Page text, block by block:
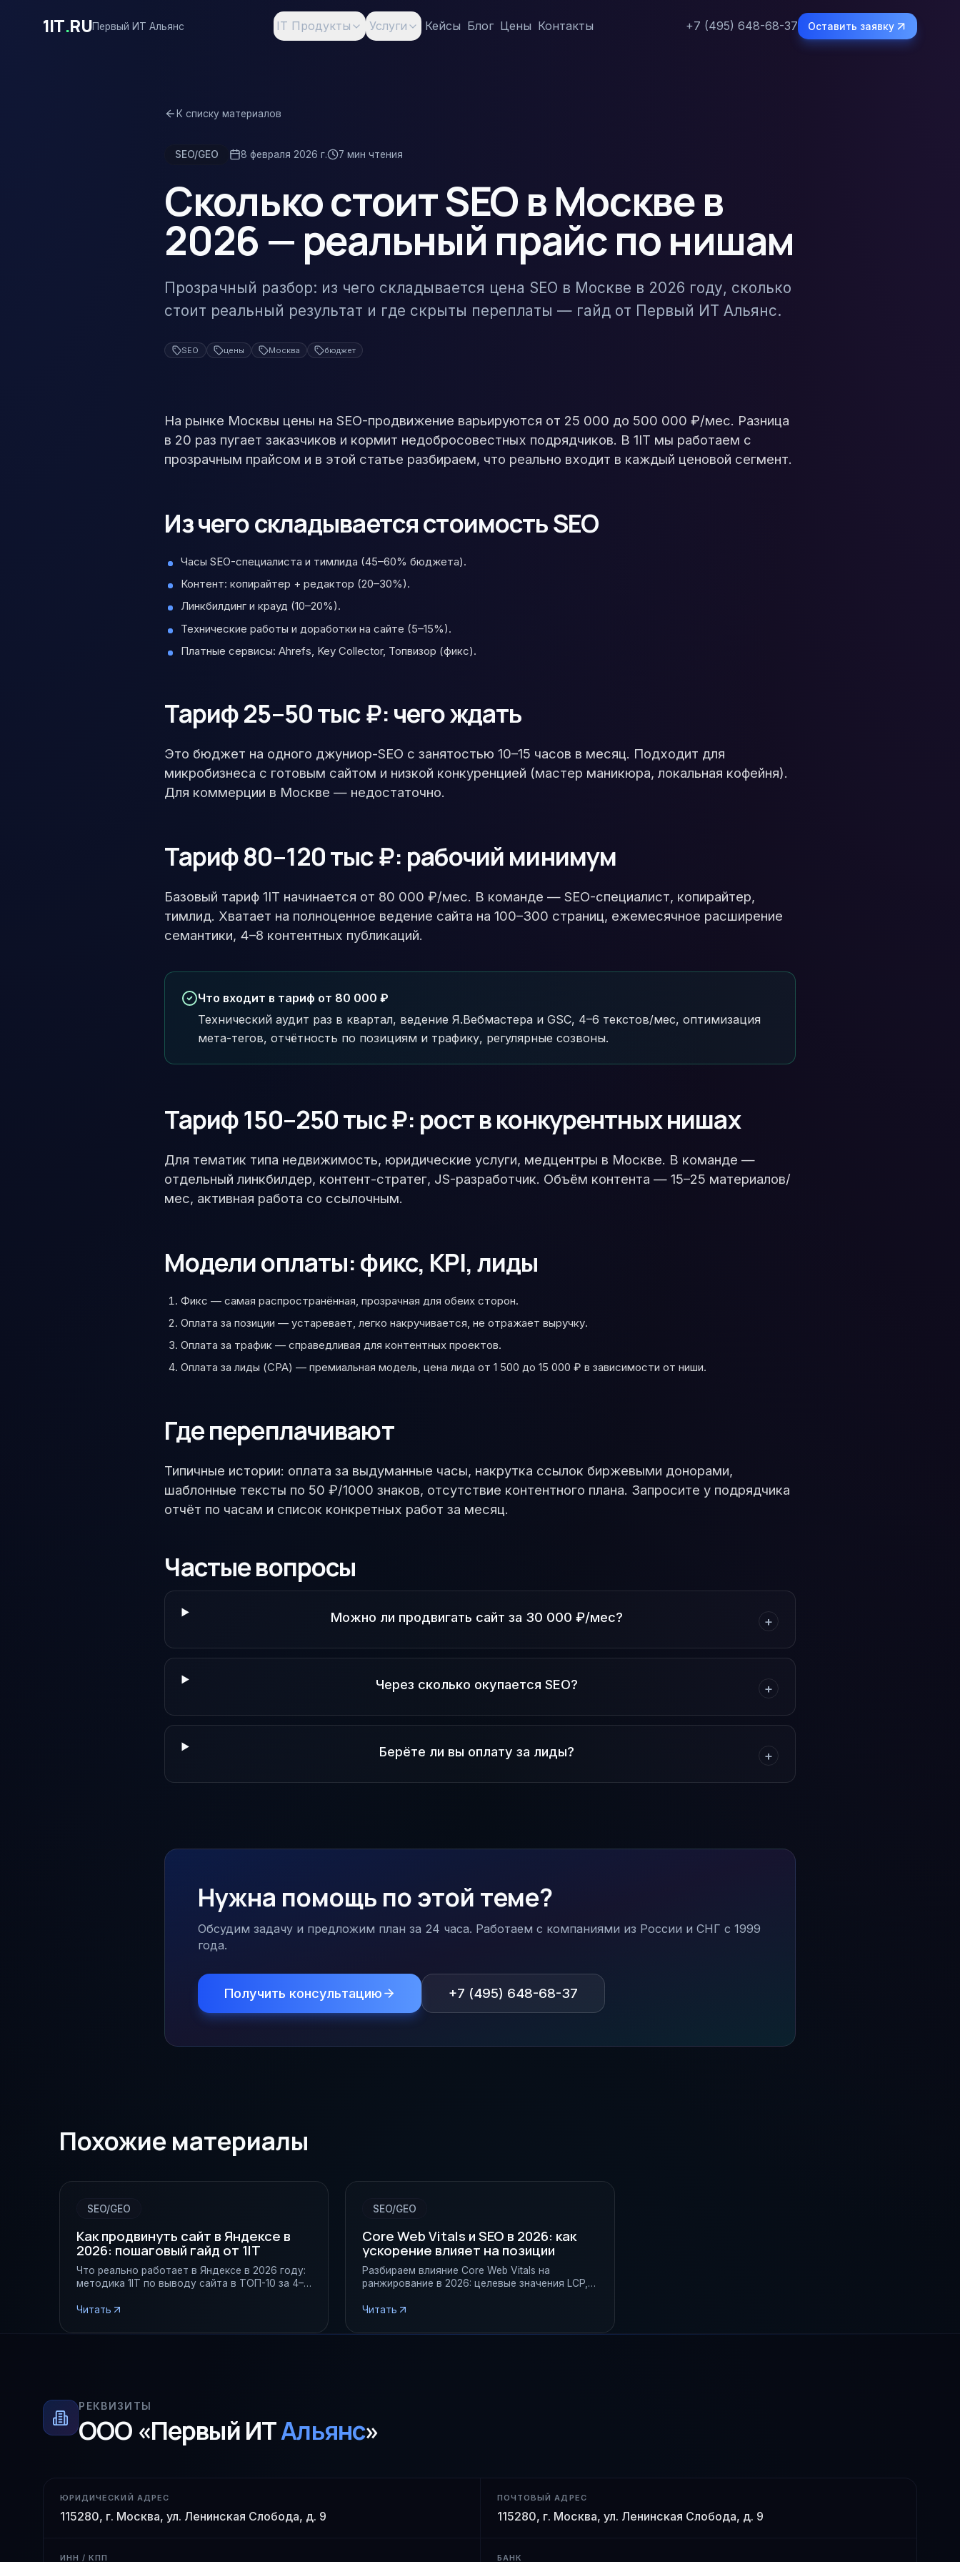
1IT.RUПервый ИТ Альянс IT Продукты Услуги Кейсы Блог Цены Контакты +7 (495) 648-68-37 Оставить заявку
К списку материалов
SEO/GEO 8 февраля 2026 г. 7 мин чтения
Сколько стоит SEO в Москве в
2026 — реальный прайс по нишам
Прозрачный разбор: из чего складывается цена SEO в Москве в 2026 году, сколько
стоит реальный результат и где скрыты переплаты — гайд от Первый ИТ Альянс.
SEO цены Москва бюджет
На рынке Москвы цены на SEO-продвижение варьируются от 25 000 до 500 000 ₽/мес. Разница
в 20 раз пугает заказчиков и кормит недобросовестных подрядчиков. В 1IT мы работаем с
прозрачным прайсом и в этой статье разбираем, что реально входит в каждый ценовой сегмент.
Из чего складывается стоимость SEO
Часы SEO-специалиста и тимлида (45–60% бюджета).
Контент: копирайтер + редактор (20–30%).
Линкбилдинг и крауд (10–20%).
Технические работы и доработки на сайте (5–15%).
Платные сервисы: Ahrefs, Key Collector, Топвизор (фикс).
Тариф 25–50 тыс ₽: чего ждать
Это бюджет на одного джуниор-SEO с занятостью 10–15 часов в месяц. Подходит для
микробизнеса с готовым сайтом и низкой конкуренцией (мастер маникюра, локальная кофейня).
Для коммерции в Москве — недостаточно.
Тариф 80–120 тыс ₽: рабочий минимум
Базовый тариф 1IT начинается от 80 000 ₽/мес. В команде — SEO-специалист, копирайтер,
тимлид. Хватает на полноценное ведение сайта на 100–300 страниц, ежемесячное расширение
семантики, 4–8 контентных публикаций.
Что входит в тариф от 80 000 ₽
Технический аудит раз в квартал, ведение Я.Вебмастера и GSC, 4–6 текстов/мес, оптимизация
мета-тегов, отчётность по позициям и трафику, регулярные созвоны.
Тариф 150–250 тыс ₽: рост в конкурентных нишах
Для тематик типа недвижимость, юридические услуги, медцентры в Москве. В команде —
отдельный линкбилдер, контент-стратег, JS-разработчик. Объём контента — 15–25 материалов/
мес, активная работа со ссылочным.
Модели оплаты: фикс, KPI, лиды
Фикс — самая распространённая, прозрачная для обеих сторон.
Оплата за позиции — устаревает, легко накручивается, не отражает выручку.
Оплата за трафик — справедливая для контентных проектов.
Оплата за лиды (CPA) — премиальная модель, цена лида от 1 500 до 15 000 ₽ в зависимости от ниши.
Где переплачивают
Типичные истории: оплата за выдуманные часы, накрутка ссылок биржевыми донорами,
шаблонные тексты по 50 ₽/1000 знаков, отсутствие контентного плана. Запросите у подрядчика
отчёт по часам и список конкретных работ за месяц.
Частые вопросы
Можно ли продвигать сайт за 30 000 ₽/мес? +
Через сколько окупается SEO? +
Берёте ли вы оплату за лиды? +
Нужна помощь по этой теме?
Обсудим задачу и предложим план за 24 часа. Работаем с компаниями из России и СНГ с 1999
года.
Получить консультацию +7 (495) 648-68-37
Похожие материалы
SEO/GEO
Как продвинуть сайт в Яндексе в
2026: пошаговый гайд от 1IT
Что реально работает в Яндексе в 2026 году:
методика 1IT по выводу сайта в ТОП-10 за 4–6
ссылки и аналитика.
Читать
SEO/GEO
Core Web Vitals и SEO в 2026: как
ускорение влияет на позиции
Разбираем влияние Core Web Vitals на
ранжирование в 2026: целевые значения LCP,
пошаговая инструкция фикса от 1IT.
Читать
РЕКВИЗИТЫ
ООО «Первый ИТАльянс»
ЮРИДИЧЕСКИЙ АДРЕС
115280, г. Москва, ул. Ленинская Слобода, д. 9
ПОЧТОВЫЙ АДРЕС
115280, г. Москва, ул. Ленинская Слобода, д. 9
ИНН / КПП БАНК